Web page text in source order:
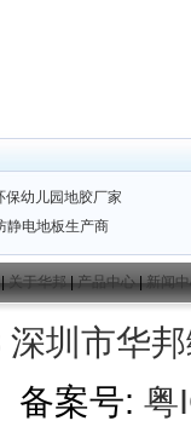
保幼儿园地胶厂家
静电地板生产商
关于华邦|产品中心|新闻
深圳市华
备案号: 粤